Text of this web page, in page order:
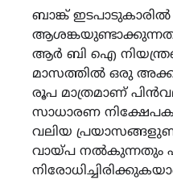
ബാങ്ക്
ആർ ബി ഐ
മാസത്തിൽ ഒരു
രൂപ മാത്രമാണ്
സാധാരണ
വലിയ
വായ്പ നൽകുന്നതും